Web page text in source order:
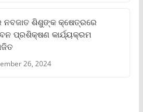
ନବଜାତ ଶିଶୁଙ୍କ କ୍ଷେତ୍ରରେ
ପ୍ରଶିକ୍ଷଣ କାର୍ଯ୍ୟକ୍ରମ
26, 2024